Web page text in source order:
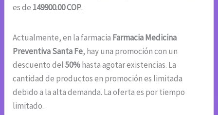
es de 149900.00 COP.
Actualmente, en la farmacia Farmacia Medicina
Preventiva Santa Fe, hay una promoción con un
descuento del50%hasta agotar existencias. La
cantidad de productos en promoción es limitada
debido a la alta demanda. La oferta es por tiempo
limitado.